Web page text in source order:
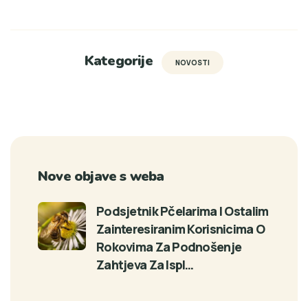
Kategorije NOVOSTI
Nove objave s weba
Podsjetnik Pčelarima I Ostalim
Zainteresiranim Korisnicima O
Rokovima Za Podnošenje
Zahtjeva Za Ispl…